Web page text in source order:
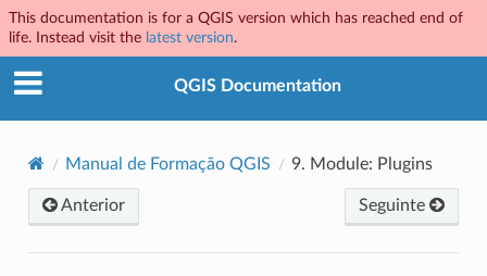
This documentation is for a QGIS version which has reached end of
life. Instead visit the latest version.
QGIS Documentation
Manual de Formação QGIS 9. Module: Plugins
Anterior Seguinte